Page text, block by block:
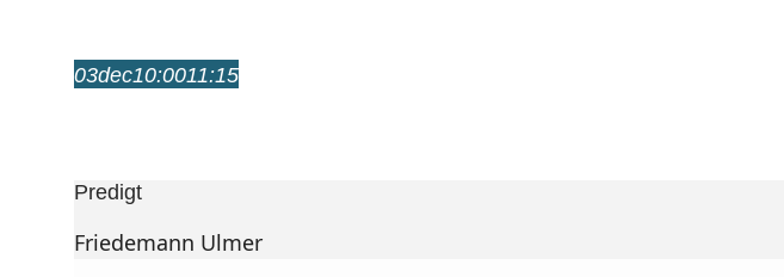
03dec10:0011:15
Predigt
Friedemann Ulmer